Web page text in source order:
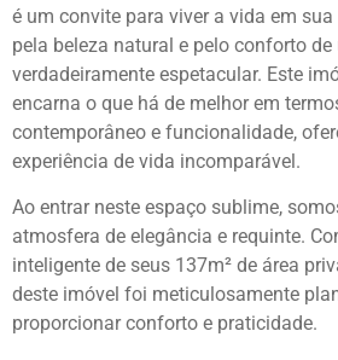
é um convite para viver a vida em
pela beleza natural e pelo conforto de
verdadeiramente espetacular. Este
encarna o que há de melhor em
contemporâneo e funcionalidade,
experiência de vida incomparável.
Ao entrar neste espaço sublime,
atmosfera de elegância e requinte.
inteligente de seus 137m² de área
deste imóvel foi meticulosamente
proporcionar conforto e praticidade.